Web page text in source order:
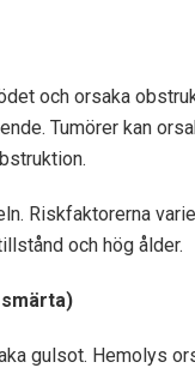
och orsaka
Tumörer kan
Riskfaktorerna
och hög ålder.
gulsot. Hemolys